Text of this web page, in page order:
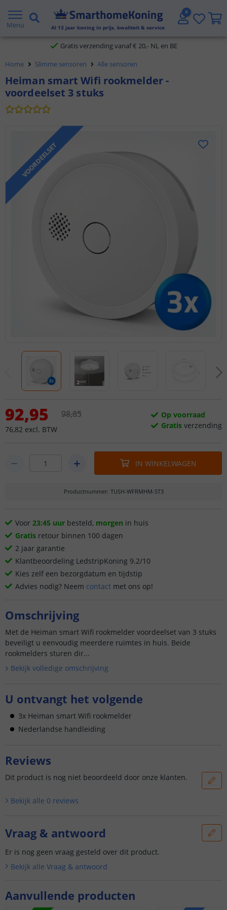
Menu Al 13 jaar koning in prijs, kwaliteit & service
2 jaar garantie
Gratis verzending vanaf € 20,- NL en BE
Klantbeoordeling 9.1
Voor 23:45 uur besteld,
Home Slimme sensoren Alle sensoren
Heiman smart Wifi rookmelder -
voordeelset 3 stuks
VOORDEELSET
92,95
76,82 excl. BTW
98,85
Op voorraad
Gratis verzending
IN WINKELWAGEN
Productnummer: TUSH-WFRMHM-ST3
Voor 23:45 uur besteld, morgen in huis
Gratis retour binnen 100 dagen
2 jaar garantie
Klantbeoordeling LedstripKoning 9.2/10
Kies zelf een bezorgdatum en tijdstip
Advies nodig? Neem contact met ons op!
Omschrijving
Met de Heiman smart Wifi rookmelder voordeelset van 3 stuks
beveiligt u eenvoudig meerdere ruimtes in huis. Beide
rookmelders sturen dir...
Bekijk volledige omschrijving
U ontvangt het volgende
3x Heiman smart Wifi rookmelder
Nederlandse handleiding
Aanvullende producten
Reviews
Dit product is nog niet beoordeeld door onze klanten.
Bekijk alle 0 reviews
Vraag & antwoord
Er is nog geen vraag gesteld over dit product.
Bekijk alle Vraag & antwoord